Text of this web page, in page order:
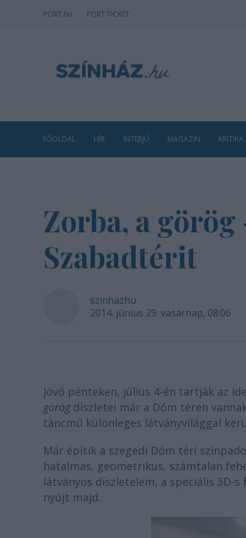
PORT.hu PORT TICKET
FŐOLDAL HÍR INTERJÚ MAGAZIN KRITIKA
Zorba, a
Szabadtérit
szinhazhu
2014. június 29. vasárnap, 08:06
Jövő pénteken, július 4-én tartják az
görögdíszletei már a Dóm téren
táncmű különleges látványvilággal
Már építik a szegedi Dóm téri
hatalmas, geometrikus, számtalan
látványos díszletelem, a speciális 3D-
nyújt majd.